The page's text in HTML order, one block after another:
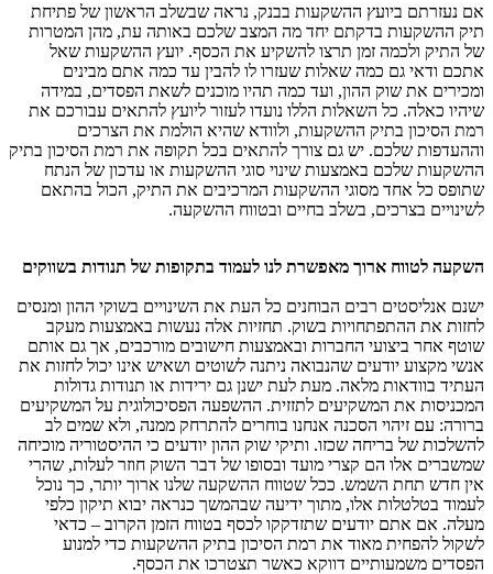
אם נעזרתם ביועץ ההשקעות בבנק, נראה שבשלב הראשון של פתיחת
תיק ההשקעות בדקתם יחד מה המצב שלכם באותה עת, מהן המטרות
של התיק ולכמה זמן תרצו להשקיע את הכסף. יועץ ההשקעות שאל
אתכם ודאי גם כמה שאלות שעזרו לו להבין עד כמה אתם מבינים
ומכירים את שוק ההון, ועד כמה תהיו מוכנים לשאת הפסדים, במידה
שיהיו כאלה. כל השאלות הללו נועדו לעזור ליועץ להתאים עבורכם את
רמת הסיכון בתיק ההשקעות, ולוודא שהיא הולמת את הצרכים
וההעדפות שלכם. יש גם צורך להתאים בכל תקופה את רמת הסיכון בתיק
ההשקעות שלכם באמצעות שינוי סוגי ההשקעות או עדכון של הנתח
שתופס כל אחד מסוגי ההשקעות המרכיבים את התיק, הכול בהתאם
לשינויים בצרכים, בשלב בחיים ובטווח ההשקעה.
השקעה לטווח ארוך מאפשרת לנו לעמוד בתקופות של תנודות בשווקים
ישנם אנליסטים רבים הבוחנים כל העת את השינויים בשוקי ההון ומנסים
לחזות את ההתפתחויות בשוק. תחזיות אלה נעשות באמצעות מעקב
שוטף אחר ביצועי החברות ובאמצעות חישובים מורכבים, אך גם אותם
אנשי מקצוע יודעים שהנבואה ניתנה לשוטים ושאיש אינו יכול לחזות את
העתיד בוודאות מלאה. מעת לעת ישנן גם ירידות או תנודות גדולות
המכניסות את המשקיעים לתזזית. ההשפעה הפסיכולוגית על המשקיעים
ברורה: עם זיהוי הסכנה אנחנו בוחרים להתרחק ממנה, ולא שמים לב
להשלכות של בריחה שכזו. ותיקי שוק ההון יודעים כי ההיסטוריה מוכיחה
שמשברים אלו הם קצרי מועד ובסופו של דבר השוק חוזר לעלות, שהרי
אין חדש תחת השמש. ככל שטווח ההשקעה שלנו ארוך יותר, כך נוכל
לעמוד בטלטלות אלו, מתוך ידיעה שבהמשך כנראה יבוא תיקון כלפי
מעלה. אם אתם יודעים שתזדקקו לכסף בטווח הזמן הקרוב – כדאי
לשקול להפחית מאוד את רמת הסיכון בתיק ההשקעות כדי למנוע
הפסדים משמעותיים דווקא כאשר תצטרכו את הכסף.